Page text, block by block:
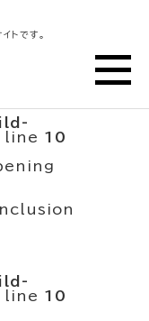
トです。
billiards-
to open
in
line 10
line 10